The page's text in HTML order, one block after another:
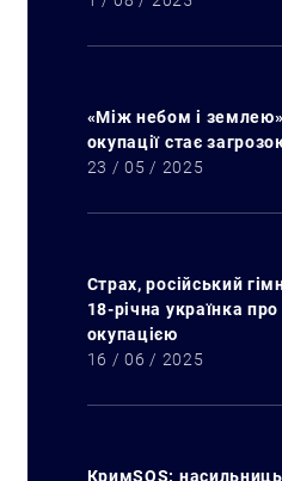
«Між небом і
окупації стає
23 / 05 / 2025
Страх, російський
18-річна українка
окупацією
16 / 06 / 2025
КримSOS: